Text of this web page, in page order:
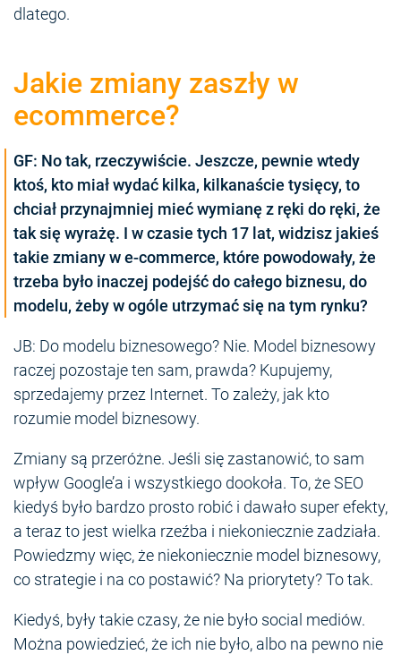
dlatego.
Jakie zmiany zaszły w
ecommerce?
GF: No tak, rzeczywiście. Jeszcze, pewnie wtedy
ktoś, kto miał wydać kilka, kilkanaście tysięcy, to
chciał przynajmniej mieć wymianę z ręki do ręki, że
tak się wyrażę. I w czasie tych 17 lat, widzisz jakieś
takie zmiany w e-commerce, które powodowały, że
trzeba było inaczej podejść do całego biznesu, do
modelu, żeby w ogóle utrzymać się na tym rynku?
JB: Do modelu biznesowego? Nie. Model biznesowy
raczej pozostaje ten sam, prawda? Kupujemy,
sprzedajemy przez Internet. To zależy, jak kto
rozumie model biznesowy.
Zmiany są przeróżne. Jeśli się zastanowić, to sam
wpływ Google’a i wszystkiego dookoła. To, że SEO
kiedyś było bardzo prosto robić i dawało super efekty,
a teraz to jest wielka rzeźba i niekoniecznie zadziała.
Powiedzmy więc, że niekoniecznie model biznesowy,
co strategie i na co postawić? Na priorytety? To tak.
Kiedyś, były takie czasy, że nie było social mediów.
Można powiedzieć, że ich nie było, albo na pewno nie